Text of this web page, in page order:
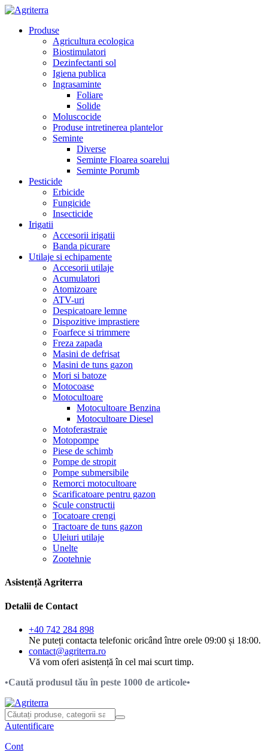
Produse
Agricultura ecologica
Biostimulatori
Dezinfectanti sol
Igiena publica
Ingrasaminte
Foliare
Solide
Moluscocide
Produse intretinerea plantelor
Seminte
Diverse
Seminte Floarea soarelui
Seminte Porumb
Pesticide
Erbicide
Fungicide
Insecticide
Irigatii
Accesorii irigatii
Banda picurare
Utilaje si echipamente
Accesorii utilaje
Acumulatori
Atomizoare
ATV-uri
Despicatoare lemne
Dispozitive imprastiere
Foarfece si trimmere
Freza zapada
Masini de defrisat
Masini de tuns gazon
Mori si batoze
Motocoase
Motocultoare
Motocultoare Benzina
Motocultoare Diesel
Motoferastraie
Motopompe
Piese de schimb
Pompe de stropit
Pompe submersibile
Remorci motocultoare
Scarificatoare pentru gazon
Scule constructii
Tocatoare crengi
Tractoare de tuns gazon
Uleiuri utilaje
Unelte
Zootehnie
Asistență Agriterra
Detalii de Contact
+40 742 284 898
Ne puteți contacta telefonic oricând între orele 09:00 și 18:00.
contact@agriterra.ro
Vă vom oferi asistență în cel mai scurt timp.
•Caută produsul tău în peste 1000 de articole•
Autentificare
Cont